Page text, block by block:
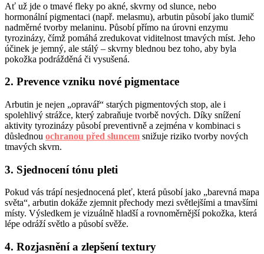
Ať už jde o tmavé fleky po akné, skvrny od slunce, nebo
hormonální pigmentaci (např. melasmu), arbutin působí jako tlumič
nadměrné tvorby melaninu. Působí přímo na úrovni enzymu
tyrozinázy, čímž pomáhá zredukovat viditelnost tmavých míst. Jeho
účinek je jemný, ale stálý – skvrny blednou bez toho, aby byla
pokožka podrážděná či vysušená.
2. Prevence vzniku nové pigmentace
Arbutin je nejen „opravář“ starých pigmentových stop, ale i
spolehlivý strážce, který zabraňuje tvorbě nových. Díky snížení
aktivity tyrozinázy působí preventivně a zejména v kombinaci s
důslednou ochranou před sluncem snižuje riziko tvorby nových
tmavých skvrn.
3. Sjednocení tónu pleti
Pokud vás trápí nesjednocená pleť, která působí jako „barevná mapa
světa“, arbutin dokáže zjemnit přechody mezi světlejšími a tmavšími
místy. Výsledkem je vizuálně hladší a rovnoměrnější pokožka, která
lépe odráží světlo a působí svěže.
4. Rozjasnění a zlepšení textury